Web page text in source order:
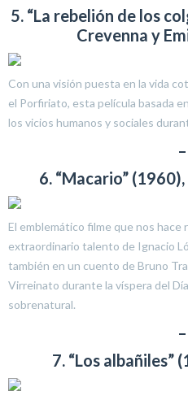
5. “La rebelión de los
Crevenna y
Con una visión puesta en la vida
el Porfiriato, esta película basada
los vicios humanos y sociales
–
6. “Macario”
El emblemático filme que nos
extraordinario talento de Ignacio
también en un cuento de Bruno
Virreinato durante la víspera del
sobrenatural.
–
7. “Los albañiles”